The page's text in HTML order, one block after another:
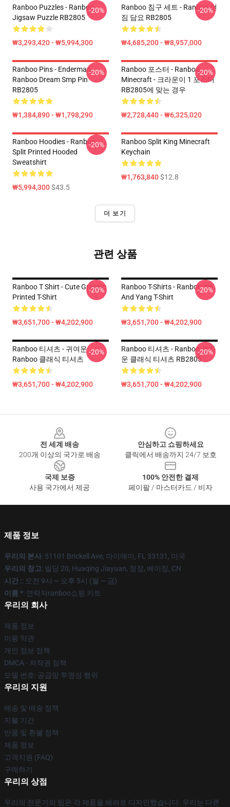
Ranboo Puzzles - Ranboo
Jigsaw Puzzle RB2805
₩3,293,420 - ₩5,994,300
-20%
Ranboo 침구 세트 - Ranboo 던
짐 담요 RB2805
₩4,685,200 - ₩8,957,000
-20%
Ranboo Pins - Enderman
Ranboo Dream Smp Pin
RB2805
₩1,384,890 - ₩1,798,290
-20%
Ranboo 포스터 - Ranboo
Minecraft - 크라운이 1 포스터
RB2805에 맞는 경우
₩2,728,440 - ₩6,325,020
-20%
Ranboo Hoodies - Ranboo
Split Printed Hooded
Sweatshirt
₩5,994,300$43.5
-20%
Ranboo Split King Minecraft
Keychain
₩1,763,840$12.8
더 보기
관련 상품
Ranboo T Shirt - Cute Graphic
Printed T-Shirt
₩3,651,700 - ₩4,202,900
-20%
Ranboo T-Shirts - Ranboo Yin
And Yang T-Shirt
₩3,651,700 - ₩4,202,900
-20%
Ranboo 티셔츠 - 귀여운
Ranboo 클래식 티셔츠
₩3,651,700 - ₩4,202,900
-20%
Ranboo 티셔츠 - Ranboo 크라
운 클래식 티셔츠 RB2805
₩3,651,700 - ₩4,202,900
-20%
전 세계 배송
200개 이상의 국가로 배송
안심하고 쇼핑하세요
클릭에서 배송까지 24/7 보호
국제 보증
사용 국가에서 제공
100% 안전한 결제
페이팔 / 마스터카드 / 비자
제품 정보
우리의 본사: 51101 Brickell Ave, 마이애미, FL 33131, 미국
우리의 창고: 빌딩 20, Huaqing Jiayuan, 청장, 베이징, CN
시간 :: 오전 9시 ~ 오후 5시 (월 ~ 금)
이름 *: 연락처ranboo쇼핑 카트
우리의 회사
제품 정보
이용 약관
개인 정보 정책
DMCA - 저작권 정책
모델 번호: 공급망 투명성 행위
우리의 지원
배송 및 배송 정책
지불 기간
반품 및 환불 정책
제품 정보
고객지원 (FAQ)
구매하기
우리의 상점
우리의 전문가의 팀은 각 제품을 배려로 디자인했습니다. 우리는 다른